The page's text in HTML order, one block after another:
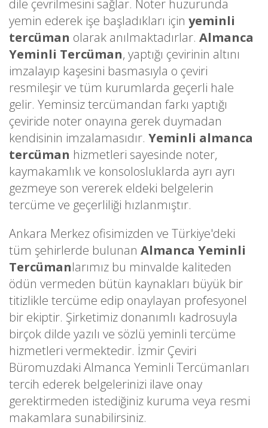
dile çevrilmesini sağlar. Noter huzurunda
yemin ederek işe başladıkları için yeminli
tercüman olarak anılmaktadırlar. Almanca
Yeminli Tercüman, yaptığı çevirinin altını
imzalayıp kaşesini basmasıyla o çeviri
resmileşir ve tüm kurumlarda geçerli hale
gelir. Yeminsiz tercümandan farkı yaptığı
çeviride noter onayına gerek duymadan
kendisinin imzalamasıdır. Yeminli almanca
tercüman hizmetleri sayesinde noter,
kaymakamlık ve konsolosluklarda ayrı ayrı
gezmeye son vererek eldeki belgelerin
tercüme ve geçerliliği hızlanmıştır.
Ankara Merkez ofisimizden ve Türkiye'deki
tüm şehirlerde bulunan Almanca Yeminli
Tercümanlarımız bu minvalde kaliteden
ödün vermeden bütün kaynakları büyük bir
titizlikle tercüme edip onaylayan profesyonel
bir ekiptir. Şirketimiz donanımlı kadrosuyla
birçok dilde yazılı ve sözlü yeminli tercüme
hizmetleri vermektedir. İzmir Çeviri
Büromuzdaki Almanca Yeminli Tercümanları
tercih ederek belgelerinizi ilave onay
gerektirmeden istediğiniz kuruma veya resmi
makamlara sunabilirsiniz.